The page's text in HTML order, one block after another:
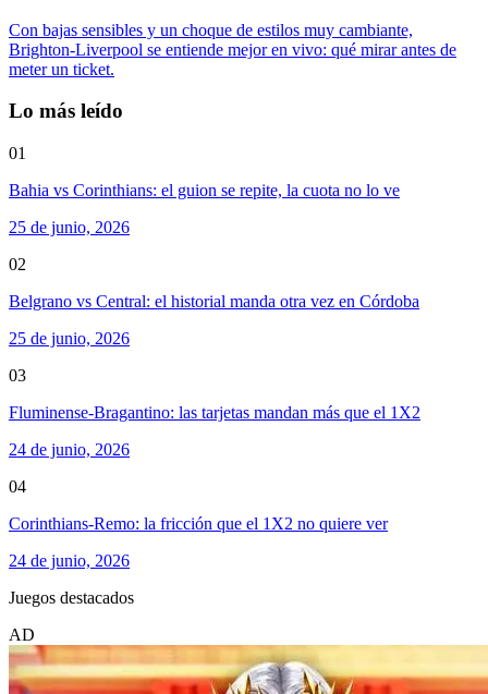
Con bajas sensibles y un choque de estilos muy cambiante,
Brighton-Liverpool se entiende mejor en vivo: qué mirar antes de
meter un ticket.
Lo más leído
01
Bahia vs Corinthians: el guion se repite, la cuota no lo ve
25 de junio, 2026
02
Belgrano vs Central: el historial manda otra vez en Córdoba
25 de junio, 2026
03
Fluminense-Bragantino: las tarjetas mandan más que el 1X2
24 de junio, 2026
04
Corinthians-Remo: la fricción que el 1X2 no quiere ver
24 de junio, 2026
Juegos destacados
AD